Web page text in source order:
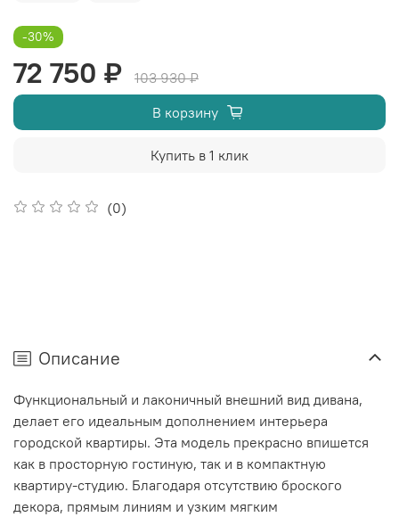
(0)
-30%
72 750 ₽
103 930 ₽
В корзину
Купить в 1 клик
Описание
Функциональный и лаконичный внешний вид дивана,
делает его идеальным дополнением интерьера
городской квартиры. Эта модель прекрасно впишется
как в просторную гостиную, так и в компактную
квартиру-студию. Благодаря отсутствию броского
декора, прямым линиям и узким мягким